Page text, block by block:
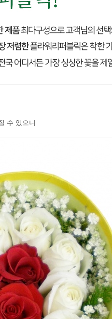
수 있으니